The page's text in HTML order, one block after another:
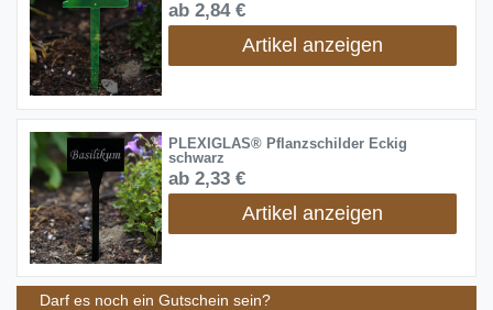
ab 2,84 €
Artikel anzeigen
PLEXIGLAS® Pflanzschilder Eckig
schwarz
ab 2,33 €
Artikel anzeigen
Darf es noch ein Gutschein sein?